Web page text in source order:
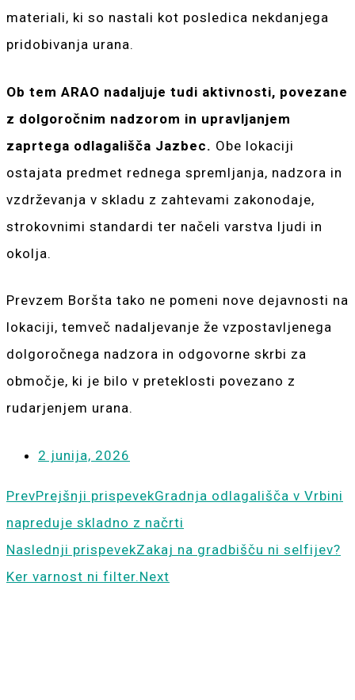
materiali, ki so nastali kot posledica nekdanjega
pridobivanja urana.
Ob tem ARAO nadaljuje tudi aktivnosti, povezane
z dolgoročnim nadzorom in upravljanjem
zaprtega odlagališča Jazbec. Obe lokaciji
ostajata predmet rednega spremljanja, nadzora in
vzdrževanja v skladu z zahtevami zakonodaje,
strokovnimi standardi ter načeli varstva ljudi in
okolja.
Prevzem Boršta tako ne pomeni nove dejavnosti na
lokaciji, temveč nadaljevanje že vzpostavljenega
dolgoročnega nadzora in odgovorne skrbi za
območje, ki je bilo v preteklosti povezano z
rudarjenjem urana.
2 junija, 2026
PrevPrejšnji prispevekGradnja odlagališča v Vrbini
napreduje skladno z načrti
Naslednji prispevekZakaj na gradbišču ni selfijev?
Ker varnost ni filter. Next